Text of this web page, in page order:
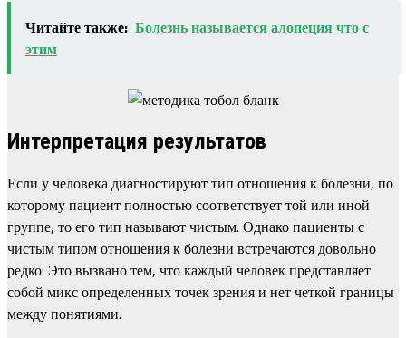
Читайте также: Болезнь называется алопеция что с
этим
Интерпретация результатов
Если у человека диагностируют тип отношения к болезни, по
которому пациент полностью соответствует той или иной
группе, то его тип называют чистым. Однако пациенты с
чистым типом отношения к болезни встречаются довольно
редко. Это вызвано тем, что каждый человек представляет
собой микс определенных точек зрения и нет четкой границы
между понятиями.